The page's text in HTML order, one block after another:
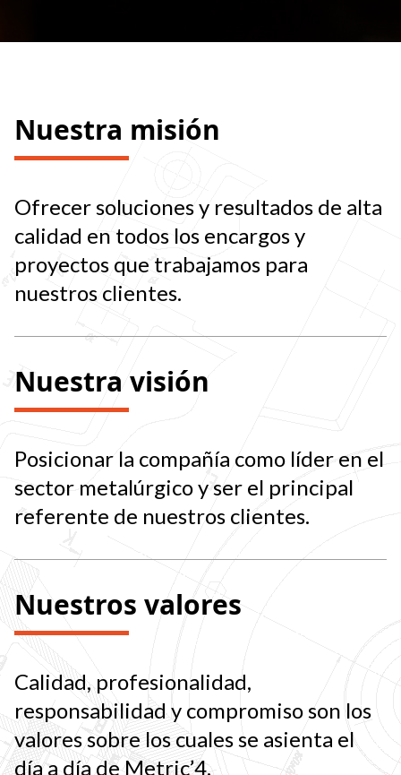
Nuestra misión
Ofrecer soluciones y resultados de alta
calidad en todos los encargos y
proyectos que trabajamos para
nuestros clientes.
Nuestra visión
Posicionar la compañía como líder en el
sector metalúrgico y ser el principal
referente de nuestros clientes.
Nuestros valores
Calidad, profesionalidad,
responsabilidad y compromiso son los
valores sobre los cuales se asienta el
día a día de Metric’4.